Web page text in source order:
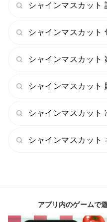
シャインマスカット
シャインマスカット
シャインマスカット
シャインマスカット
シャインマスカット
シャインマスカット
アプリ内のゲームで